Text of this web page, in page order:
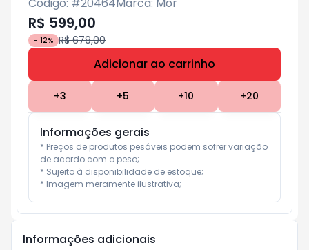
R$ 599,00
- 12% R$ 679,00
Adicionar ao carrinho
+3 +5 +10 +20
Informações gerais
* Preços de produtos pesáveis podem sofrer variação
de acordo com o peso;
* Sujeito à disponibilidade de estoque;
* Imagem meramente ilustrativa;
Informações adicionais